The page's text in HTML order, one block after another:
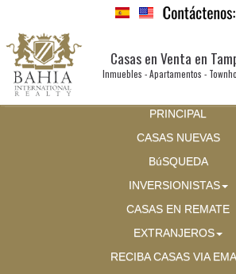
Casas en Venta en
Inmuebles - Apartamentos -
PRINCIPAL
CASAS NUEVAS
BúSQUEDA
INVERSIONISTAS
CASAS EN REMATE
EXTRANJEROS
RECIBA CASAS VIA